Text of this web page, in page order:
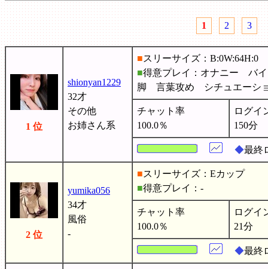
1 2 3
1 位
shionyan1229
32才
その他
お姉さん系
■スリーサイズ：B:0W:64H:0
■得意プレイ：オナニー
脚 言葉攻め シチュエー
チャット率
100.0％
ログイ
150分
◆最終
2 位
yumika056
34才
風俗
-
■スリーサイズ：Eカップ
■得意プレイ：-
チャット率
100.0％
ログイ
21分
◆最終